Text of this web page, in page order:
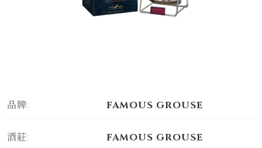
品牌: FAMOUS GROUSE
酒莊: FAMOUS GROUSE